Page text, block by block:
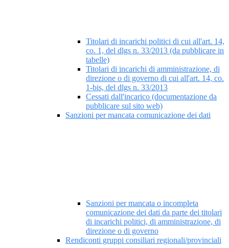
Titolari di incarichi politici di cui all'art. 14,
co. 1, del dlgs n. 33/2013 (da pubblicare in
tabelle)
Titolari di incarichi di amministrazione, di
direzione o di governo di cui all'art. 14, co.
1-bis, del dlgs n. 33/2013
Cessati dall'incarico (documentazione da
pubblicare sul sito web)
Sanzioni per mancata comunicazione dei dati
Sanzioni per mancata o incompleta
comunicazione dei dati da parte dei titolari
di incarichi politici, di amministrazione, di
direzione o di governo
Rendiconti gruppi consiliari regionali/provinciali